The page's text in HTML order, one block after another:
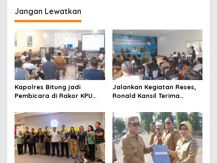
Perkara ke Pengadilan
Jangan Lewatkan
Kapolres Bitung jadi
Pembicara di Rakor KPU
Partai Politik
Jalankan Kegiatan Reses,
Ronald Kansil Terima